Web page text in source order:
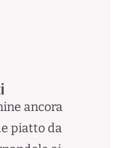
ancora
piatto da